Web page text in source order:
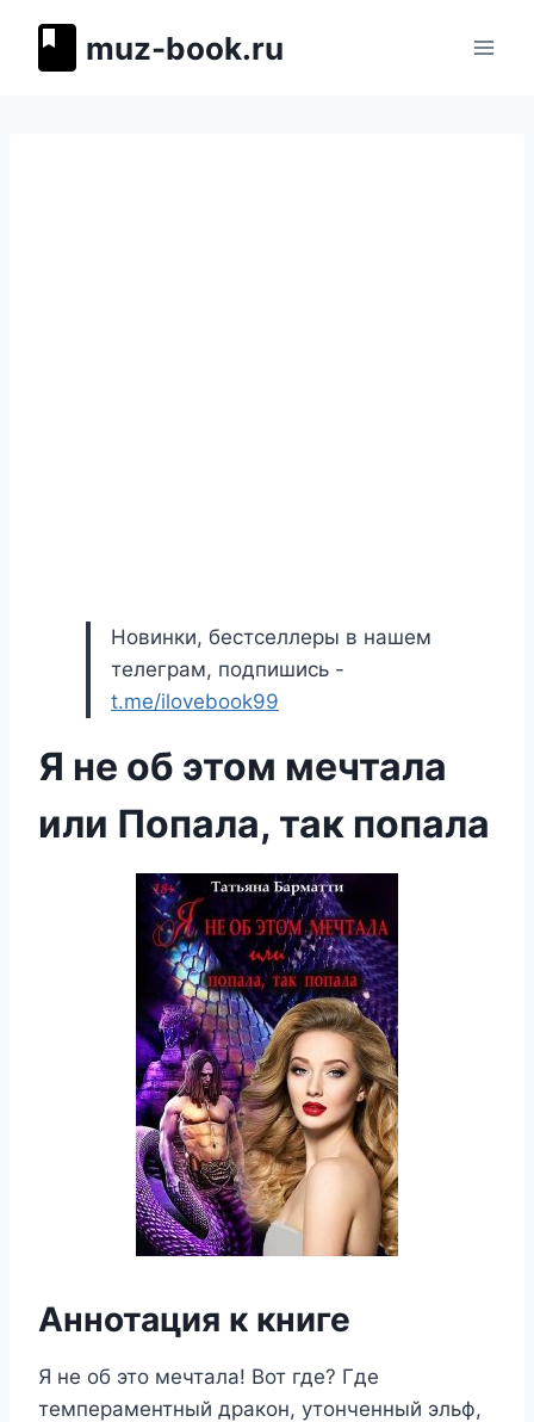
muz-book.ru
Новинки, бестселлеры в нашем
телеграм, подпишись -
t.me/ilovebook99
Я не об этом мечтала
или Попала, так попала
Аннотация к книге
Я не об это мечтала! Вот где? Где
темпераментный дракон, утонченный эльф,